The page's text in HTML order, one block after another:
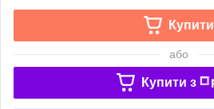
Купити
або
Купити з